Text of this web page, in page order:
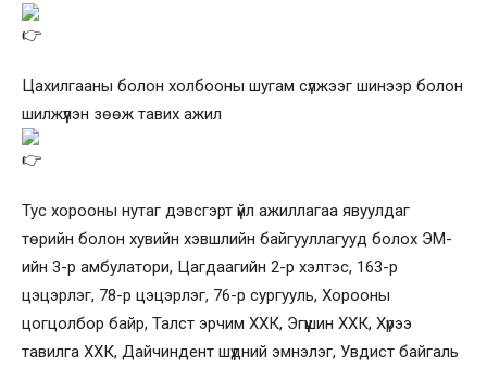
Цахилгааны болон холбооны шугам сүлжээг шинээр болон
шилжүүлэн зөөж тавих ажил
Тус хорооны нутаг дэвсгэрт үйл ажиллагаа явуулдаг
төрийн болон хувийн хэвшлийн байгууллагууд болох ЭМ-
ийн 3-р амбулатори, Цагдаагийн 2-р хэлтэс, 163-р
цэцэрлэг, 78-р цэцэрлэг, 76-р сургууль, Хорооны
цогцолбор байр, Талст эрчим ХХК, Эгүүшин ХХК, Хүрээ
тавилга ХХК, Дайчиндент шүдний эмнэлэг, Увдист байгаль